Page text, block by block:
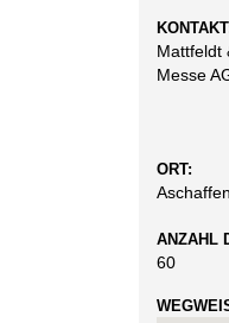
Mattfeldt
Messe
ORT:
ANZAHL
60